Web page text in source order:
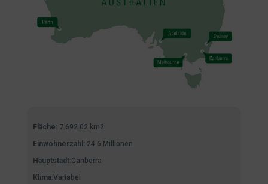
Fläche: 7.692.02 km2
Einwohnerzahl: 24.6 Millionen
Hauptstadt:Canberra
Klima:Variabel